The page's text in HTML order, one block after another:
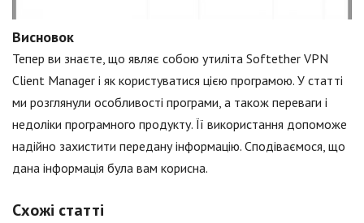
Висновок
Тепер ви знаєте, що являє собою утиліта Softether VPN
Client Manager і як користуватися цією програмою. У статті
ми розглянули особливості програми, а також переваги і
недоліки програмного продукту. Її використання допоможе
надійно захистити передану інформацію. Сподіваємося, що
дана інформація була вам корисна.
Схожі статті